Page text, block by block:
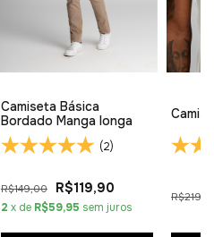
Camiseta Básica
Bordado Manga longa
(2)
R$149,00 R$119,90
2 x de R$59,95 sem juros